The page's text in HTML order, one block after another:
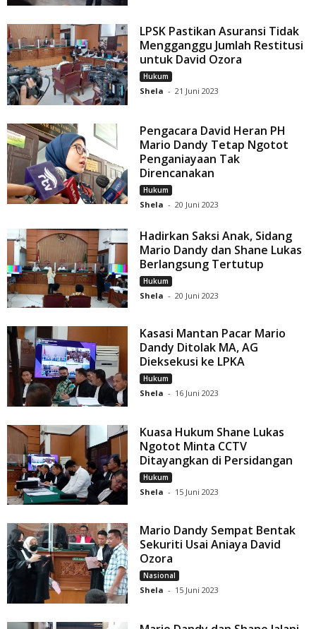
LPSK Pastikan Asuransi Tidak
Mengganggu Jumlah Restitusi
untuk David Ozora
Hukum
Shela - 21 Juni 2023
Pengacara David Heran PH
Mario Dandy Tetap Ngotot
Penganiayaan Tak
Direncanakan
Hukum
Shela - 20 Juni 2023
Hadirkan Saksi Anak, Sidang
Mario Dandy dan Shane Lukas
Berlangsung Tertutup
Hukum
Shela - 20 Juni 2023
Kasasi Mantan Pacar Mario
Dandy Ditolak MA, AG
Dieksekusi ke LPKA
Hukum
Shela - 16 Juni 2023
Kuasa Hukum Shane Lukas
Ngotot Minta CCTV
Ditayangkan di Persidangan
Hukum
Shela - 15 Juni 2023
Mario Dandy Sempat Bentak
Sekuriti Usai Aniaya David
Ozora
Nasional
Shela - 15 Juni 2023